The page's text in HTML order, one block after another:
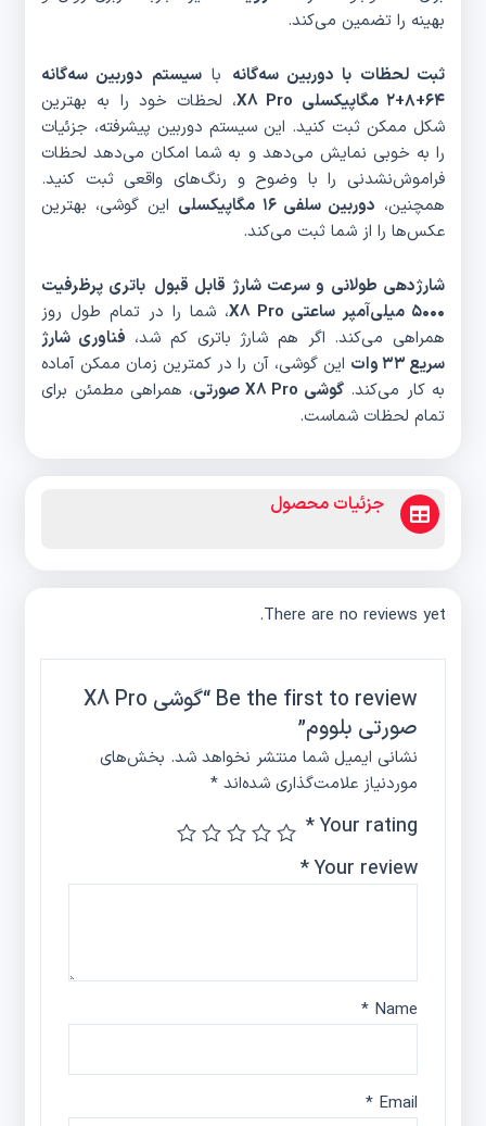
بهینه را تضمین می‌کند.
ثبت لحظات با دوربین سه‌گانه باسیستم دوربین سه‌گانه
۶۴+۸+۲ مگاپیکسلی X8 Pro
، لحظات خود را به بهترین
شکل ممکن ثبت کنید. این سیستم دوربین پیشرفته، جزئیات
را به خوبی نمایش می‌دهد و به شما امکان می‌دهد لحظات
فراموش‌نشدنی را با وضوح و رنگ‌های واقعی ثبت کنید.
همچنین، دوربین سلفی ۱۶ مگاپیکسلی
این گوشی، بهترین
عکس‌ها را از شما ثبت می‌کند.
شارژدهی طولانی و سرعت شارژ قابل قبول باتری پرظرفیت
۵۰۰۰ میلی‌آمپر ساعتی X8 Pro
، شما را در تمام طول روز
همراهی می‌کند. اگر هم شارژ باتری کم شد، فناوری شارژ
سریع ۳۳ وات
این گوشی، آن را در کمترین زمان ممکن آماده
به کار می‌کند.گوشی X8 Pro صورتی
، همراهی مطمئن برای
تمام لحظات شماست.
جزئیات محصول
There are no reviews yet.
Be the first to review “گوشی X8 Pro
صورتی بلووم”
نشانی ایمیل شما منتشر نخواهد شد. بخش‌های
موردنیاز علامت‌گذاری شده‌اند*
Your rating
*
Your review
*
Name
*
Email
*